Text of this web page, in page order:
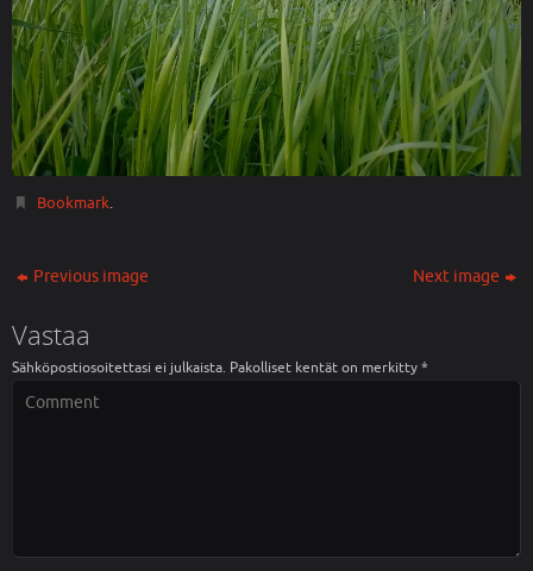
Bookmark.
Previous image Next image
Vastaa
Sähköpostiosoitettasi ei julkaista. Pakolliset kentät on merkitty*